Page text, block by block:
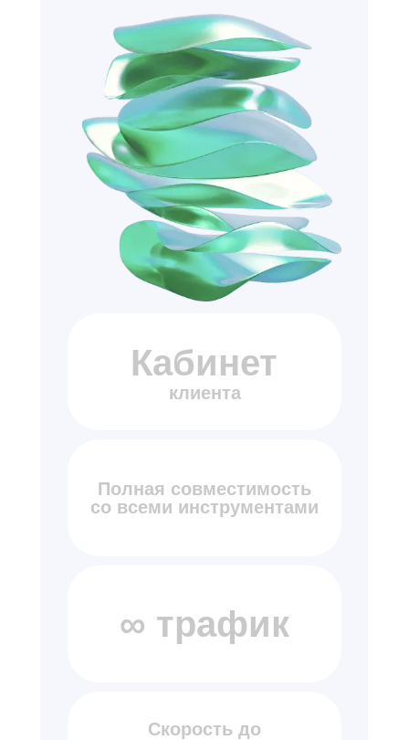
Кабинет
клиента
Полная совместимость
со всеми инструментами
∞ трафик
Скорость до